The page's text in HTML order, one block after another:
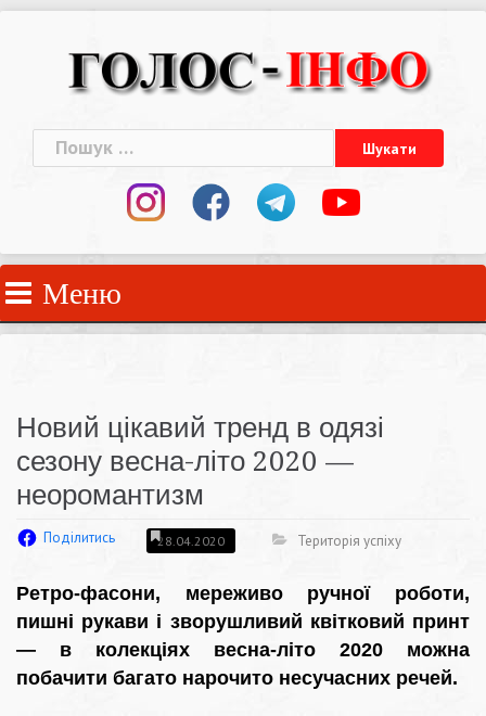
Пошук:
Меню
Новий цікавий тренд в одязі
сезону весна-літо 2020 —
неоромантизм
Поділитись 28.04.2020 Територія успіху
Ретро-фасони, мереживо ручної роботи,
пишні рукави і зворушливий квітковий принт
— в колекціях весна-літо 2020 можна
побачити багато нарочито несучасних речей.